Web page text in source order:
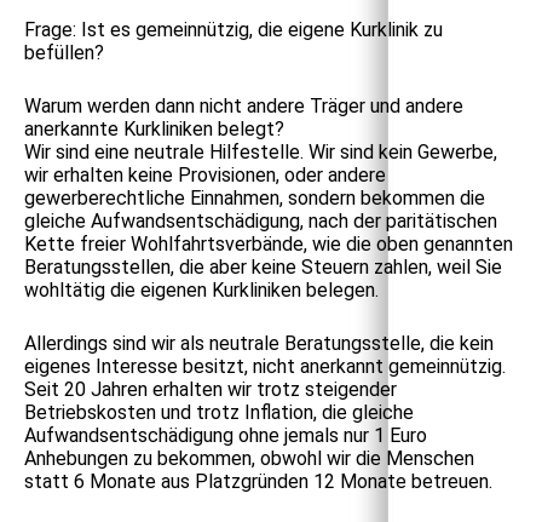
Frage: Ist es gemeinnützig, die eigene Kurklinik zu
befüllen?
Warum werden dann nicht andere Träger und andere
anerkannte Kurkliniken belegt?
Wir sind eine neutrale Hilfestelle. Wir sind kein Gewerbe,
wir erhalten keine Provisionen, oder andere
gewerberechtliche Einnahmen, sondern bekommen die
gleiche Aufwandsentschädigung, nach der paritätischen
Kette freier Wohlfahrtsverbände, wie die oben genannten
Beratungsstellen, die aber keine Steuern zahlen, weil Sie
wohltätig die eigenen Kurkliniken belegen.
Allerdings sind wir als neutrale Beratungsstelle, die kein
eigenes Interesse besitzt, nicht anerkannt gemeinnützig.
Seit 20 Jahren erhalten wir trotz steigender
Betriebskosten und trotz Inflation, die gleiche
Aufwandsentschädigung ohne jemals nur 1 Euro
Anhebungen zu bekommen, obwohl wir die Menschen
statt 6 Monate aus Platzgründen 12 Monate betreuen.